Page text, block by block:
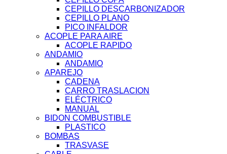
CEPILLO DESCARBONIZADOR
CEPILLO PLANO
PICO INFALDOR
ACOPLE PARA AIRE
ACOPLE RAPIDO
ANDAMIO
ANDAMIO
APAREJO
CADENA
CARRO TRASLACION
ELÉCTRICO
MANUAL
BIDON COMBUSTIBLE
PLASTICO
BOMBAS
TRASVASE